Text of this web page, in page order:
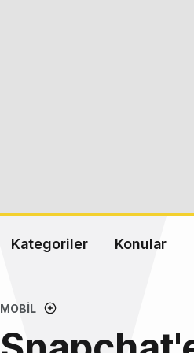
Kategoriler Konular
MOBIL